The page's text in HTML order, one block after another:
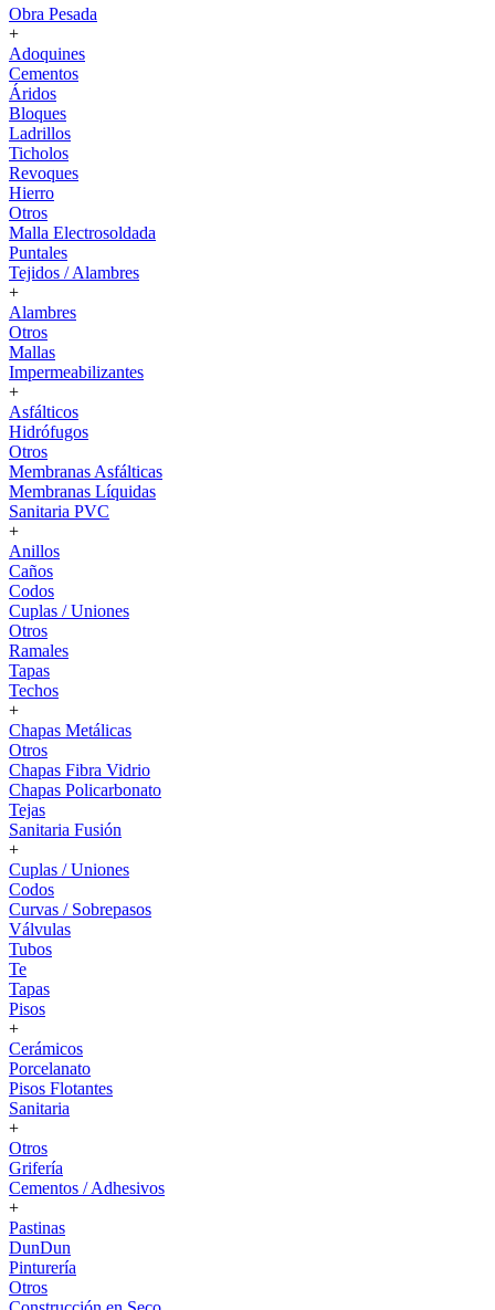
Obra Pesada
+
Adoquines
Cementos
Áridos
Bloques
Ladrillos
Ticholos
Revoques
Hierro
Otros
Malla Electrosoldada
Puntales
Tejidos / Alambres
+
Alambres
Otros
Mallas
Impermeabilizantes
+
Asfálticos
Hidrófugos
Otros
Membranas Asfálticas
Membranas Líquidas
Sanitaria PVC
+
Anillos
Caños
Codos
Cuplas / Uniones
Otros
Ramales
Tapas
Techos
+
Chapas Metálicas
Otros
Chapas Fibra Vidrio
Chapas Policarbonato
Tejas
Sanitaria Fusión
+
Cuplas / Uniones
Codos
Curvas / Sobrepasos
Válvulas
Tubos
Te
Tapas
Pisos
+
Cerámicos
Porcelanato
Pisos Flotantes
Sanitaria
+
Otros
Grifería
Cementos / Adhesivos
+
Pastinas
DunDun
Pinturería
Otros